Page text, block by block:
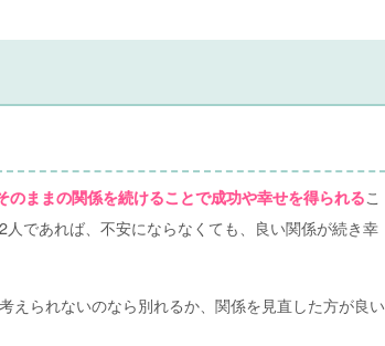
のままの関係を続けることで成功や幸せを得られるこ
であれば、不安にならなくても、良い関係が続き幸
えられないのなら別れるか、関係を見直した方が良い